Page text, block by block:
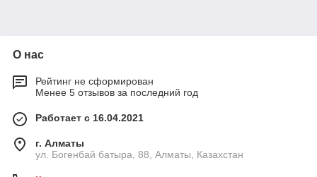
О нас
Рейтинг не сформирован
Менее 5 отзывов за последний год
Работает с 16.04.2021
г. Алматы
ул. Богенбай батыра, 88, Алматы, Казахстан